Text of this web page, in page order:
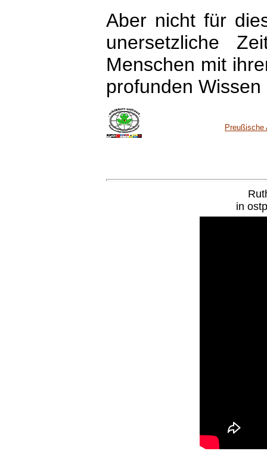
Aber nicht für
unersetzliche
Menschen mit
profunden
Preußische
in